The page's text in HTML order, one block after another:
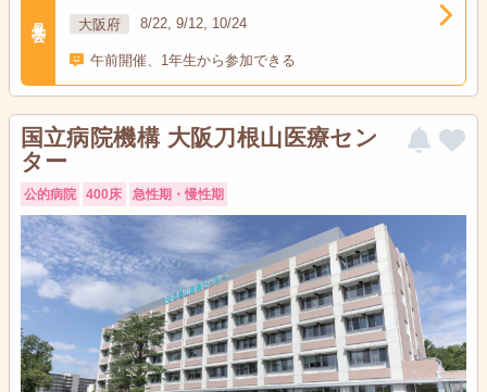
大阪府 8/22, 9/12, 10/24
午前開催、1年生から参加できる
国立病院機構 大阪刀根山医療セン
ター
公的病院 400床 急性期・慢性期